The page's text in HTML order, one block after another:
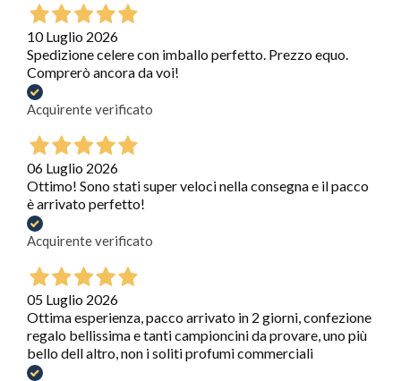
10 Luglio 2026
Spedizione celere con imballo perfetto. Prezzo equo.
Comprerò ancora da voi!
Acquirente verificato
06 Luglio 2026
Ottimo! Sono stati super veloci nella consegna e il pacco
è arrivato perfetto!
Acquirente verificato
05 Luglio 2026
Ottima esperienza, pacco arrivato in 2 giorni, confezione
regalo bellissima e tanti campioncini da provare, uno più
bello dell altro, non i soliti profumi commerciali